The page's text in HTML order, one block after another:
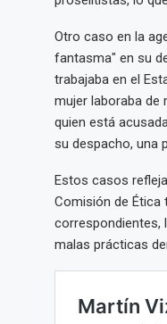
Otro caso en la
fantasma" en su
trabajaba en el
mujer laboraba de
quien está
su despacho, una
Estos casos
Comisión de Ética
correspondientes,
malas prácticas